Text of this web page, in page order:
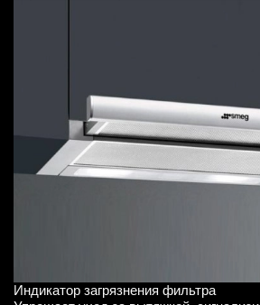
Индикатор загрязнения фильтра